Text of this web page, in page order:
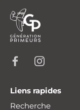
Liens rapides
Recherche